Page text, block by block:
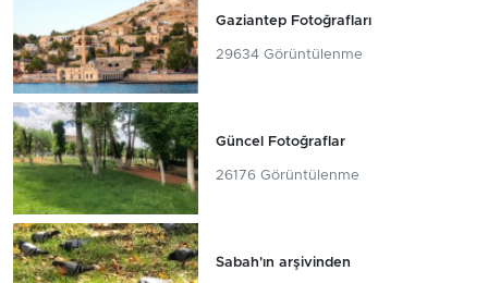
Gaziantep Fotoğrafları
29634 Görüntülenme
Güncel Fotoğraflar
26176 Görüntülenme
Sabah'ın arşivinden